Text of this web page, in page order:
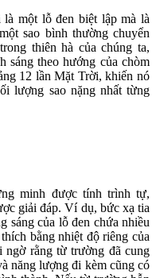
một lỗ đen biệt lập mà là
sao bình thường chuyển
thiên hà của chúng ta,
sáng theo hướng của chòm
12 lần Mặt Trời, khiến nó
lượng sao nặng nhất từng
minh được tính trình tự,
giải đáp. Ví dụ, bức xạ tia
sáng của lỗ đen chứa nhiều
bằng nhiệt độ riêng của
ngờ rằng từ trường đã cung
năng lượng đi kèm cũng có